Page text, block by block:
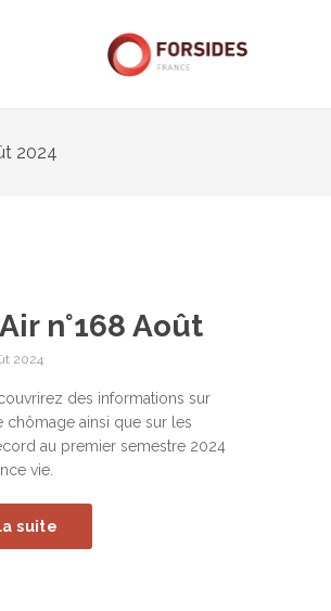
2024
n°168 Août
2024
des informations sur
chômage ainsi que sur les
au premier semestre 2024
vie.
suite